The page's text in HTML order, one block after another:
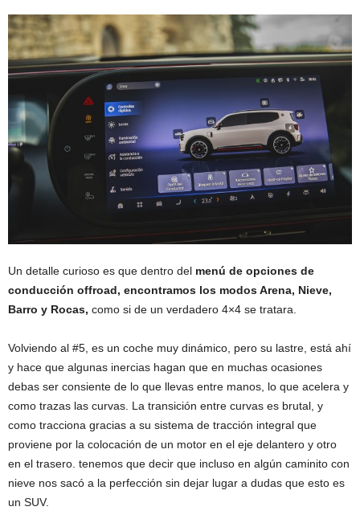
Un detalle curioso es que dentro del menú de opciones de
conducción offroad, encontramos los modos Arena, Nieve,
Barro y Rocas, como si de un verdadero 4×4 se tratara.
Volviendo al #5, es un coche muy dinámico, pero su lastre, está ahí
y hace que algunas inercias hagan que en muchas ocasiones
debas ser consiente de lo que llevas entre manos, lo que acelera y
como trazas las curvas. La transición entre curvas es brutal, y
como tracciona gracias a su sistema de tracción integral que
proviene por la colocación de un motor en el eje delantero y otro
en el trasero. tenemos que decir que incluso en algún caminito con
nieve nos sacó a la perfección sin dejar lugar a dudas que esto es
un SUV.